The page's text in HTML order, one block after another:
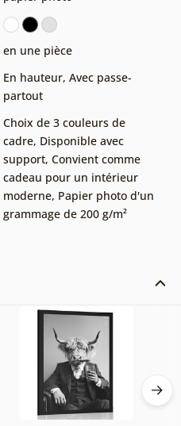
en une pièce
En hauteur, Avec passe-
partout
Choix de 3 couleurs de
cadre, Disponible avec
support, Convient comme
cadeau pour un intérieur
moderne, Papier photo d'un
grammage de 200 g/m²